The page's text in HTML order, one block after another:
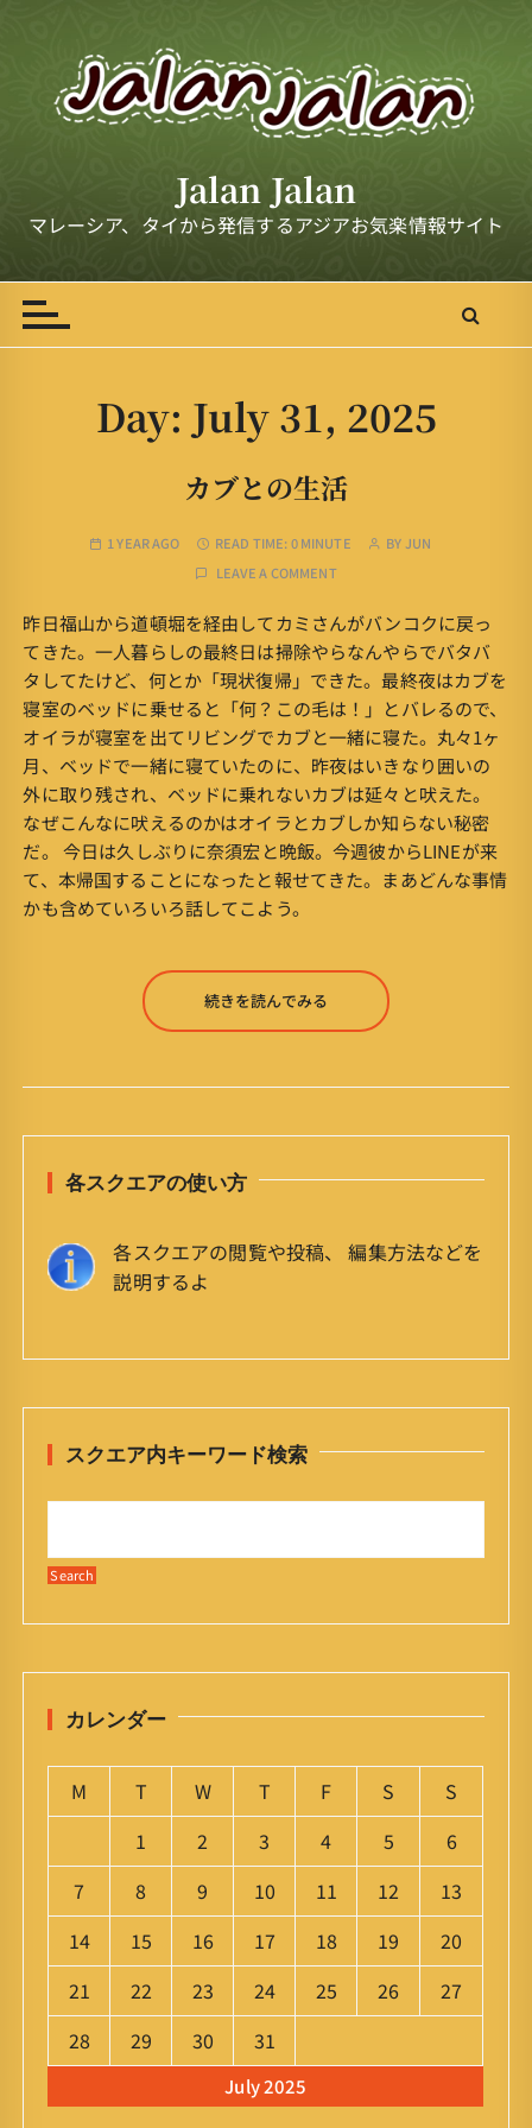
t
n
Jalan Jalan
マレーシア、タイから発信するアジアお気楽情報サイト
Day: July 31, 2025
カブとの生活
1 YEAR AGO READ TIME:0 MINUTE BYJUN
LEAVE A COMMENT
昨日福山から道頓堀を経由してカミさんがバンコクに戻っ
てきた。一人暮らしの最終日は掃除やらなんやらでバタバ
タしてたけど、何とか「現状復帰」できた。最終夜はカブを
寝室のベッドに乗せると「何？この毛は！」とバレるので、
オイラが寝室を出てリビングでカブと一緒に寝た。丸々1ヶ
月、ベッドで一緒に寝ていたのに、昨夜はいきなり囲いの
外に取り残され、ベッドに乗れないカブは延々と吠えた。
なぜこんなに吠えるのかはオイラとカブしか知らない秘密
だ。 今日は久しぶりに奈須宏と晩飯。今週彼からLINEが来
て、本帰国することになったと報せてきた。まあどんな事情
かも含めていろいろ話してこよう。
続きを読んでみる
各スクエアの使い方
各スクエアの閲覧や投稿、 編集方法などを
説明するよ
スクエア内キーワード検索
カレンダー
July 2025
M T W T F S
S
1
2 3 4 5
6
7
8 9 10 11 12
13
14
15 16 17 18 19
20
21
22 23 24 25 26
27
28
29 30 31